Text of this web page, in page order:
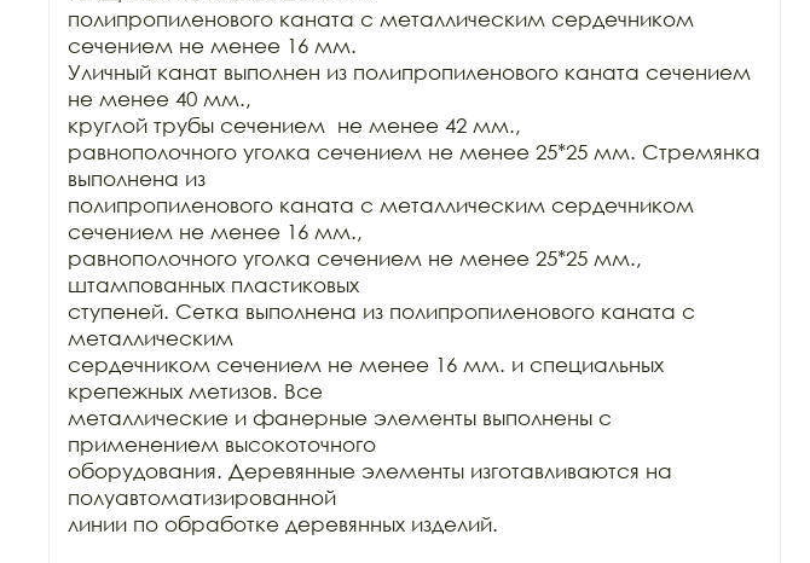
полипропиленового каната с металлическим сердечником
сечением не менее 16 мм.
Уличный канат выполнен из полипропиленового каната сечением
не менее 40 мм.,
круглой трубы сечением  не менее 42 мм.,
равнополочного уголка сечением не менее 25*25 мм. Стремянка
выполнена из
полипропиленового каната с металлическим сердечником
сечением не менее 16 мм.,
равнополочного уголка сечением не менее 25*25 мм.,
штампованных пластиковых
ступеней. Сетка выполнена из полипропиленового каната с
металлическим
сердечником сечением не менее 16 мм. и специальных
крепежных метизов. Все
металлические и фанерные элементы выполнены с
применением высокоточного
оборудования. Деревянные элементы изготавливаются на
полуавтоматизированной
линии по обработке деревянных изделий.